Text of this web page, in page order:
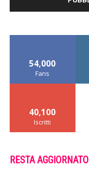
54,000
Fans
40,100
Iscritti
RESTA AGGIORNATO